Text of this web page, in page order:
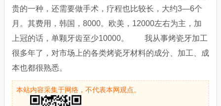
贵的一种，还需要做手术，疗程也比较长，大约3—6个
月。其费用，韩国，8000。欧美，12000左右为主，加
上冠的话，单颗牙齿至少10000。 我从事烤瓷牙加工
很多年了，对市场上的各类烤瓷牙材料的成分、加工、成
本也都很熟悉。
本站内容采集于网络，不代表本网观点。